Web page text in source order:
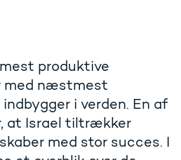
produktive
med næstmest
i verden. En af
at Israel tiltrækker
med stor succes. I